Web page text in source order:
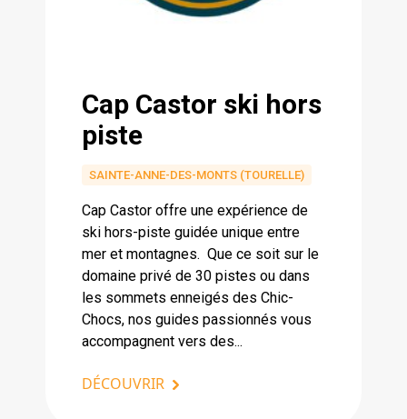
Cap Castor ski hors
piste
SAINTE-ANNE-DES-MONTS (TOURELLE)
Cap Castor offre une expérience de
ski hors-piste guidée unique entre
mer et montagnes. Que ce soit sur le
domaine privé de 30 pistes ou dans
les sommets enneigés des Chic-
Chocs, nos guides passionnés vous
accompagnent vers des...
DÉCOUVRIR